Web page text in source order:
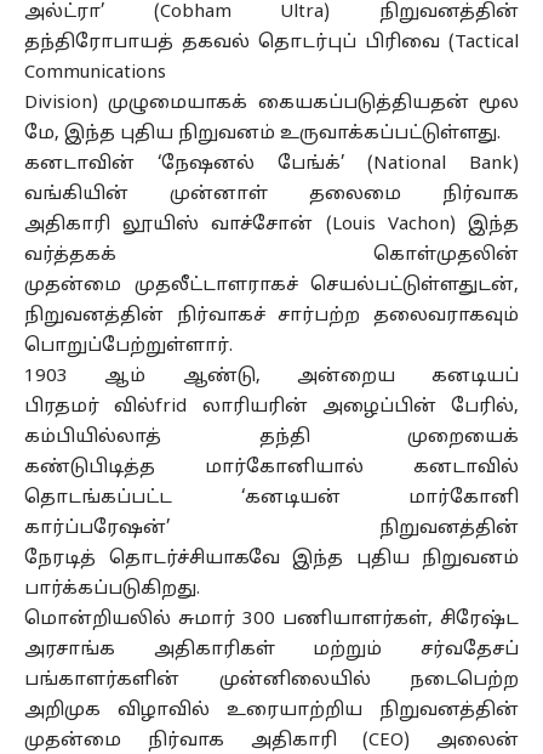
அல்ட்ரா’ (Cobham Ultra) நிறுவனத்தின்
தந்திரோபாயத் தகவல் தொடர்புப் பிரிவை (Tactical
Communications
Division)முழுமையாகக் கையகப்படுத்தியதன் மூல
மே, இந்த புதிய நிறுவனம் உருவாக்கப்பட்டுள்ளது.
கனடாவின் ‘நேஷனல் பேங்க்’ (National Bank)
வங்கியின் முன்னாள் தலைமை நிர்வாக
அதிகாரிலூயிஸ் வாச்சோன் (Louis Vachon) இந்த
வர்த்தகக் கொள்முதலின்
முதன்மை முதலீட்டாளராகச் செயல்பட்டுள்ளதுடன்,
நிறுவனத்தின் நிர்வாகச்சார்பற்ற தலைவராகவும்
பொறுப்பேற்றுள்ளார்.
1903 ஆம் ஆண்டு, அன்றைய கனடியப்
பிரதமர்வில்frid லாரியரின்அழைப்பின் பேரில்,
கம்பியில்லாத் தந்தி முறையைக்
கண்டுபிடித்த மார்கோனியால் கனடாவில்
தொடங்கப்பட்ட ‘கனடியன் மார்கோனி
கார்ப்பரேஷன்’ நிறுவனத்தின்
நேரடித் தொடர்ச்சியாகவே இந்த புதிய நிறுவனம்
பார்க்கப்படுகிறது.
மொன்றியலில் சுமார் 300 பணியாளர்கள், சிரேஷ்ட
அரசாங்க அதிகாரிகள் மற்றும் சர்வதேசப்
பங்காளர்களின் முன்னிலையில் நடைபெற்ற
அறிமுக விழாவில் உரையாற்றிய நிறுவனத்தின்
முதன்மை நிர்வாக அதிகாரி (CEO) அலைன்